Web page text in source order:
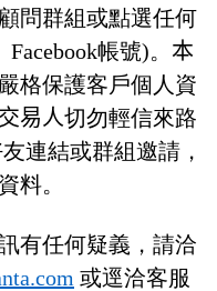
問群組或點選任何
帳號)。 本
格保護客戶個人資
交易人切勿輕信來路
連結或群組邀請，
料。
有任何疑義，請洽
或逕洽客服